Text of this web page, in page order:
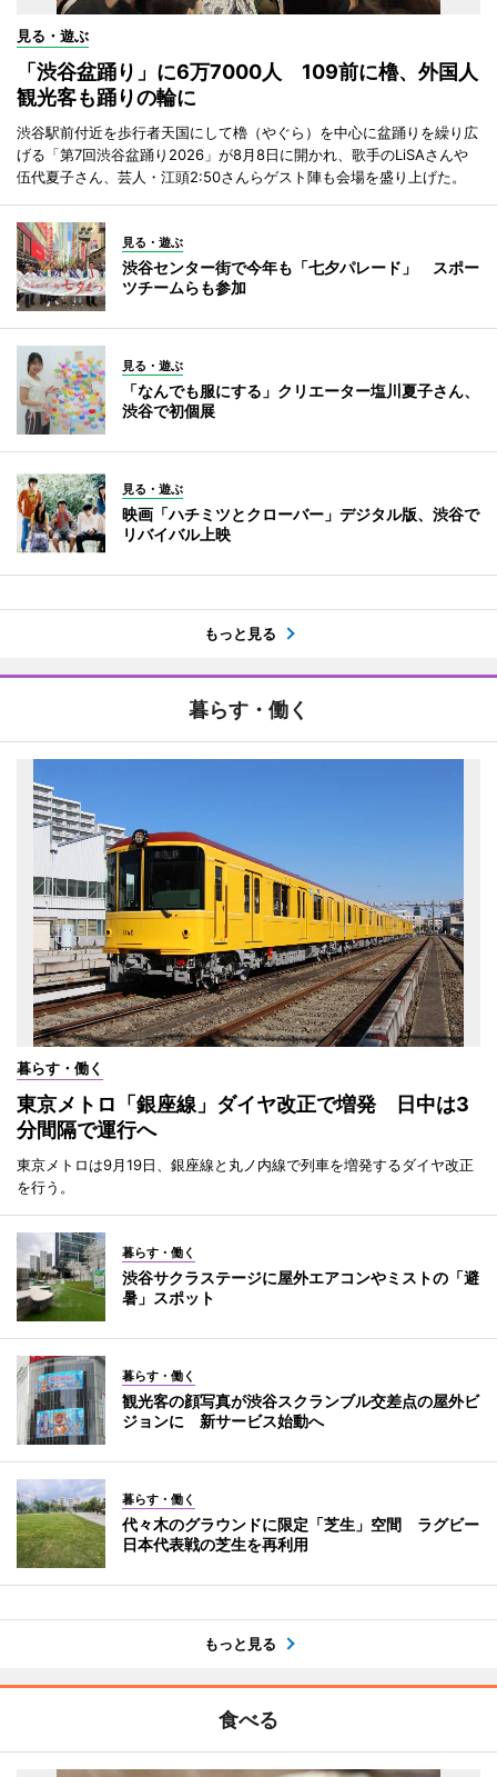
見る・遊ぶ
「渋谷盆踊り」に6万7000人 109前に櫓、外国人
観光客も踊りの輪に
渋谷駅前付近を歩行者天国にして櫓（やぐら）を中心に盆踊りを繰り広
げる「第7回渋谷盆踊り2026」が8月8日に開かれ、歌手のLiSAさんや
伍代夏子さん、芸人・江頭2:50さんらゲスト陣も会場を盛り上げた。
見る・遊ぶ
渋谷センター街で今年も「七夕パレード」 スポー
ツチームらも参加
見る・遊ぶ
「なんでも服にする」クリエーター塩川夏子さん、
渋谷で初個展
見る・遊ぶ
映画「ハチミツとクローバー」デジタル版、渋谷で
リバイバル上映
もっと見る
暮らす・働く
暮らす・働く
東京メトロ「銀座線」ダイヤ改正で増発 日中は3
分間隔で運行へ
東京メトロは9月19日、銀座線と丸ノ内線で列車を増発するダイヤ改正
を行う。
暮らす・働く
渋谷サクラステージに屋外エアコンやミストの「避
暑」スポット
暮らす・働く
観光客の顔写真が渋谷スクランブル交差点の屋外ビ
ジョンに 新サービス始動へ
暮らす・働く
代々木のグラウンドに限定「芝生」空間 ラグビー
日本代表戦の芝生を再利用
もっと見る
食べる